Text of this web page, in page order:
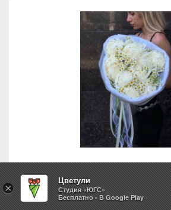
Влечение
×
Цветули
Студия «ЮГС»
Бесплатно - В Google Play